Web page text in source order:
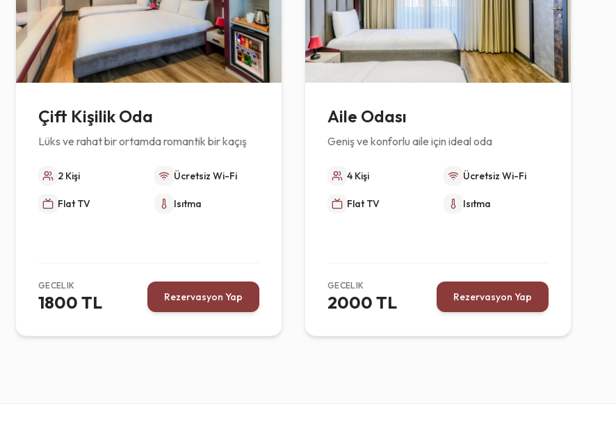
Çift Kişilik Oda
Lüks ve rahat bir ortamda romantik bir kaçış
2 Kişi Ücretsiz Wi-Fi
Flat TV Isıtma
GECELIK
1800 TL Rezervasyon Yap
Aile Odası
Geniş ve konforlu aile için ideal oda
4 Kişi Ücretsiz Wi-Fi
Flat TV Isıtma
GECELIK
2000 TL Rezervasyon Yap